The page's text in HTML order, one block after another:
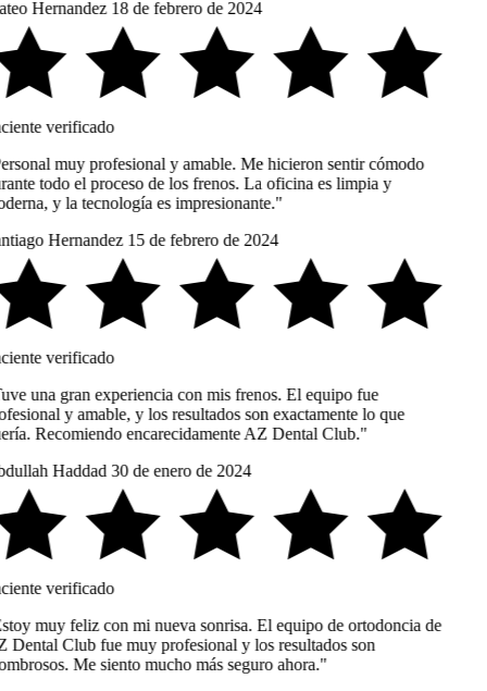
Hernandez 18 de febrero de 2024
verificado
muy profesional y amable. Me hicieron sentir cómodo
todo el proceso de los frenos. La oficina es limpia y
y la tecnología es impresionante."
Hernandez 15 de febrero de 2024
verificado
una gran experiencia con mis frenos. El equipo fue
y amable, y los resultados son exactamente lo que
Recomiendo encarecidamente AZ Dental Club."
Haddad 30 de enero de 2024
verificado
muy feliz con mi nueva sonrisa. El equipo de ortodoncia de
Dental Club fue muy profesional y los resultados son
Me siento mucho más seguro ahora."